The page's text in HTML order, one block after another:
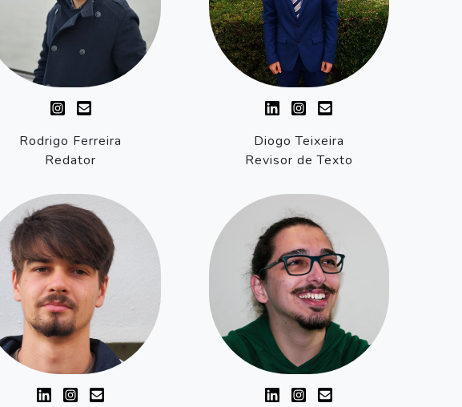
Rodrigo Ferreira
Redator
Diogo Teixeira
Revisor de Texto